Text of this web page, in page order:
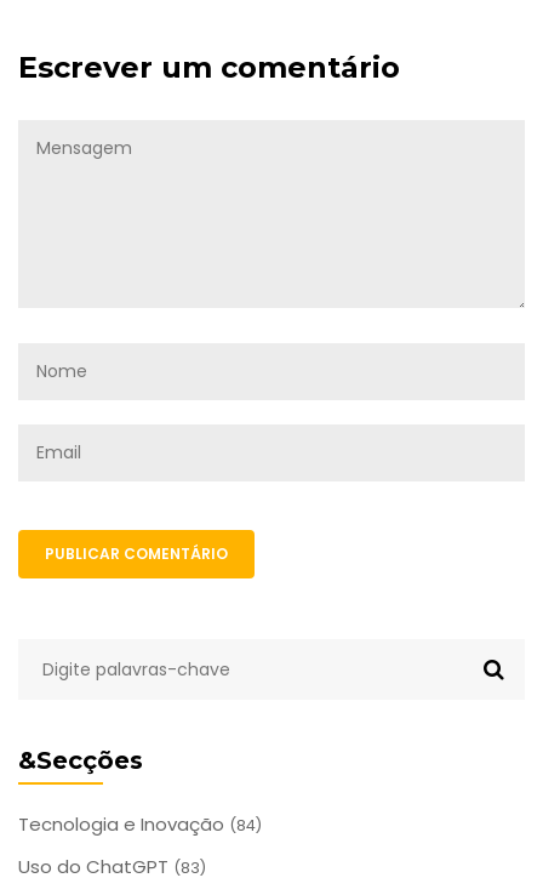
&Secções
Tecnologia e Inovação (84)
Uso do ChatGPT (83)
Escrever um comentário
PUBLICAR COMENTÁRIO